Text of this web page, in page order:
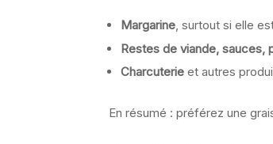
Margarine, surtout si elle
Restes de viande, sauces,
Charcuterie et autres
En résumé : préférez une